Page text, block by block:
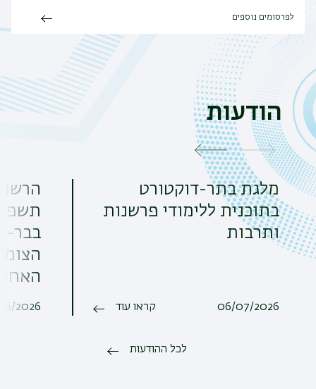
לפרסומים נוספים
הודעות
מלגת בתר-דוקטורט
בתוכנית ללימודי פרשנות
ותרבות
06/07/2026 קראו עוד
בבר-
2026
לכל ההודעות